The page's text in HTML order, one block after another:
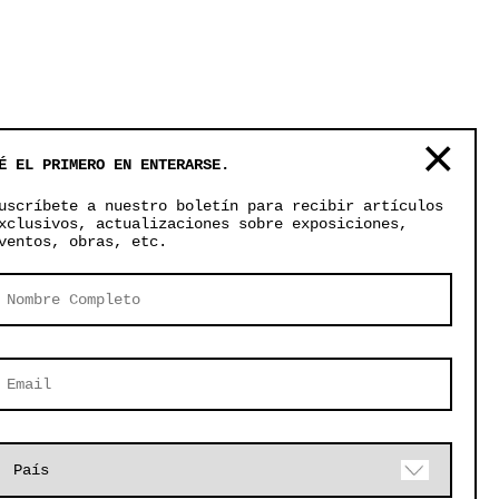
EL PRIMERO EN ENTERARSE.
a nuestro boletín para recibir artículos
actualizaciones sobre exposiciones,
obras, etc.